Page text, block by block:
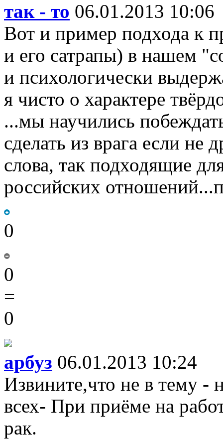
так - то 06.01.2013 10:06
Вот и пример подхода к
и его сатрапы) в нашем
и психологически
я чисто о характере
...мы научились
сделать из врага если не
слова, так подходящие
российских
0
0
=
0
арбуз 06.01.2013 10:24
Извините,что не в тему -
всех- При приёме на
рак.